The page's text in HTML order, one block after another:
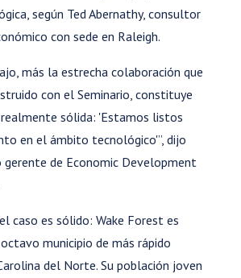
según Ted Abernathy, consultor
con sede en Raleigh.
más la estrecha colaboración que
con el Seminario, constituye
sólida: 'Estamos listos
en el ámbito tecnológico'”, dijo
gerente de Economic Development
caso es sólido: Wake Forest es
municipio de más rápido
del Norte. Su población joven